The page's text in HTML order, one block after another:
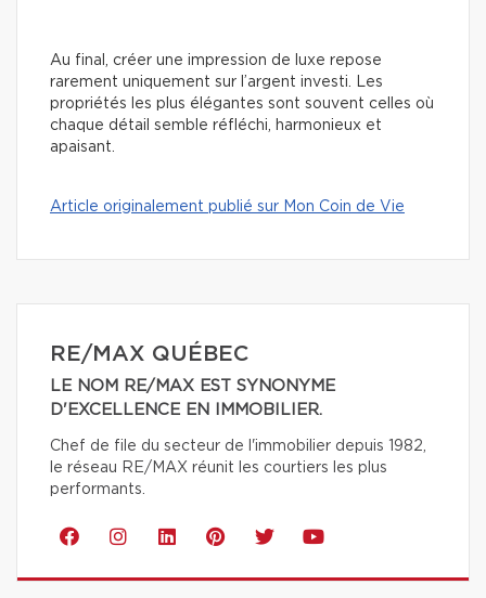
Au final, créer une impression de luxe repose
rarement uniquement sur l’argent investi. Les
propriétés les plus élégantes sont souvent celles où
chaque détail semble réfléchi, harmonieux et
apaisant.
Article originalement publié sur Mon Coin de Vie
RE/MAX QUÉBEC
LE NOM RE/MAX EST SYNONYME
D'EXCELLENCE EN IMMOBILIER.
Chef de file du secteur de l'immobilier depuis 1982,
le réseau RE/MAX réunit les courtiers les plus
performants.